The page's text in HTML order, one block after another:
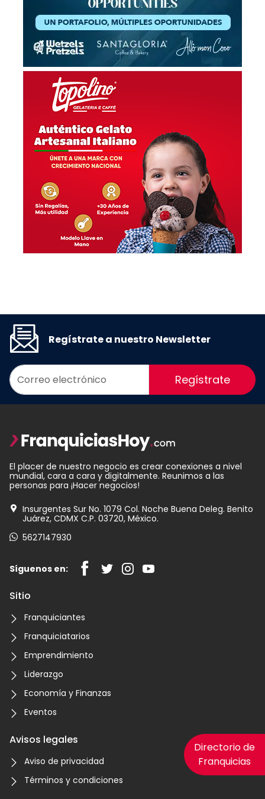
Directorio de
Franquicias
Regístrate a nuestro Newsletter
Regístrate
El placer de nuestro negocio es crear conexiones a nivel
mundial, cara a cara y digitalmente. Reunimos a las
personas para ¡Hacer negocios!
Insurgentes Sur No. 1079 Col. Noche Buena Deleg. Benito
Juárez, CDMX C.P. 03720, México.
5627147930
Síguenos en:
Sitio
Franquiciantes
Franquiciatarios
Emprendimiento
Liderazgo
Economía y Finanzas
Eventos
Avisos legales
Aviso de privacidad
Términos y condiciones